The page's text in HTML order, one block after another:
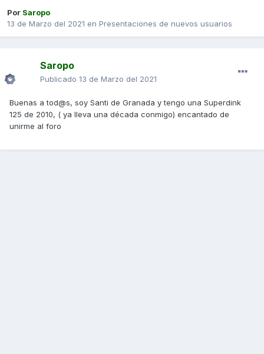
Por Saropo
13 de Marzo del 2021 en Presentaciones de nuevos usuarios
Saropo
Publicado 13 de Marzo del 2021
Buenas a tod@s, soy Santi de Granada y tengo una Superdink
125 de 2010, ( ya lleva una década conmigo) encantado de
unirme al foro